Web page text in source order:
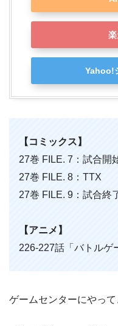
Yahoo!
【コミックス】
27巻 FILE. 7：試合開
27巻 FILE. 8：TTX
27巻 FILE. 9：試合終
【アニメ】
226-227話「バトルゲ
ゲームセンターにやって